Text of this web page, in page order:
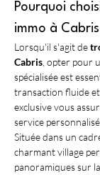
Pourquoi
immo à Cabris
Lorsqu'il s'agit de
Cabris , opter pour
spécialisée est
transaction fluide
exclusive vous
service
Située dans un
charmant village
panoramiques sur